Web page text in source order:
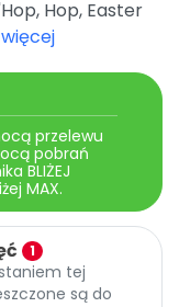
Hop, Easter
więcej
przelewu
pobrań
BLIŻEJ
MAX.
1
tej
są do